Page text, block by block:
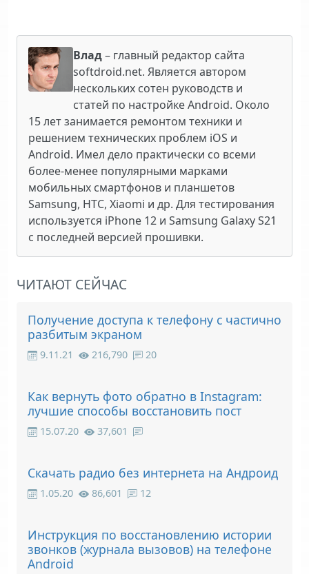
Влад– главный редактор сайта
softdroid.net. Является автором
нескольких сотен руководств и
статей по настройке Android. Около
15 лет занимается ремонтом техники и
решением технических проблем iOS и
Android. Имел дело практически со всеми
более-менее популярными марками
мобильных смартфонов и планшетов
Samsung, HTC, Xiaomi и др. Для тестирования
используется iPhone 12 и Samsung Galaxy S21
с последней версией прошивки.
ЧИТАЮТ СЕЙЧАС
Получение доступа к телефону с частично
разбитым экраном
9.11.21 216,790 20
Как вернуть фото обратно в Instagram:
лучшие способы восстановить пост
15.07.20 37,601
Скачать радио без интернета на Андроид
1.05.20 86,601 12
Инструкция по восстановлению истории
звонков (журнала вызовов) на телефоне
Android